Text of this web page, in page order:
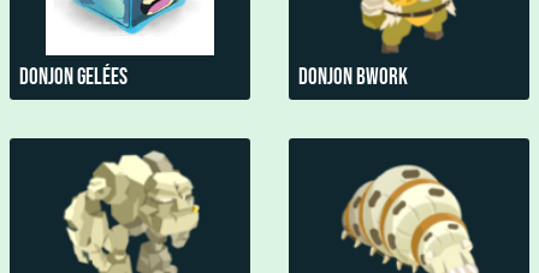
Donjon Gelées Donjon Bwork